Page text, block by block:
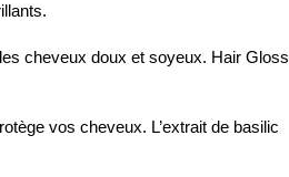
cheveux doux et soyeux. Hair Gloss
vos cheveux. L’extrait de basilic